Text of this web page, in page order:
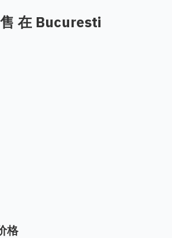
在 Bucuresti
格